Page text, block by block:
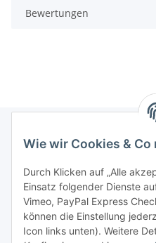
Bewertungen
Gesetzliche Informationen
Wie wir Cookies & Co
Durch Klicken auf „Alle
Einsatz folgender Dienste
Vimeo, PayPal Express
können die Einstellung
Icon links unten). Weitere